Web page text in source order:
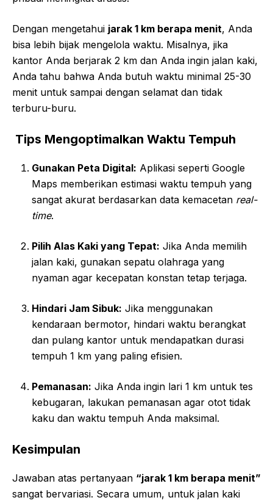
Dengan mengetahui jarak 1 km berapa menit, Anda
bisa lebih bijak mengelola waktu. Misalnya, jika
kantor Anda berjarak 2 km dan Anda ingin jalan kaki,
Anda tahu bahwa Anda butuh waktu minimal 25-30
menit untuk sampai dengan selamat dan tidak
terburu-buru.
Tips Mengoptimalkan Waktu Tempuh
Gunakan Peta Digital: Aplikasi seperti Google
Maps memberikan estimasi waktu tempuh yang
sangat akurat berdasarkan data kemacetan real-
time.
Pilih Alas Kaki yang Tepat: Jika Anda memilih
jalan kaki, gunakan sepatu olahraga yang
nyaman agar kecepatan konstan tetap terjaga.
Hindari Jam Sibuk: Jika menggunakan
kendaraan bermotor, hindari waktu berangkat
dan pulang kantor untuk mendapatkan durasi
tempuh 1 km yang paling efisien.
Pemanasan: Jika Anda ingin lari 1 km untuk tes
kebugaran, lakukan pemanasan agar otot tidak
kaku dan waktu tempuh Anda maksimal.
Kesimpulan
Jawaban atas pertanyaan “jarak 1 km berapa menit”
sangat bervariasi. Secara umum, untuk jalan kaki